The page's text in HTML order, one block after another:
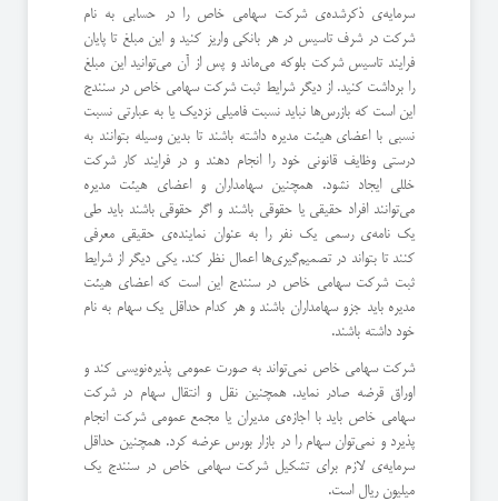
سرمایه‌ی ذکرشده‌ی شرکت سهامی خاص را در حسابی به نام
شرکت در شرف تاسیس در هر بانکی واریز کنید و این مبلغ تا پایان
فرایند تاسیس شرکت بلوکه می‌ماند و پس از آن می‌توانید این مبلغ
را برداشت کنید. از دیگر شرایط ثبت شرکت سهامی خاص در سنندج
این است که بازرس‌ها نباید نسبت فامیلی نزدیک یا به عبارتی نسبت
نسبی با اعضای هیئت مدیره داشته باشند تا بدین وسیله بتوانند به
درستی وظایف قانونی خود را انجام دهند و در فرایند کار شرکت
خللی ایجاد نشود. همچنین سهامداران و اعضای هیئت مدیره
می‌توانند افراد حقیقی یا حقوقی باشند و اگر حقوقی باشند باید طی
یک نامه‌ی رسمی یک نفر را به عنوان نماینده‌ی حقیقی معرفی
کنند تا بتواند در تصمیم‌گیری‌ها اعمال نظر کند. یکی دیگر از شرایط
ثبت شرکت سهامی خاص در سنندج این است که اعضای هیئت
مدیره باید جزو سهامداران باشند و هر کدام حداقل یک سهام به نام
خود داشته باشند.
شرکت سهامی خاص نمی‌تواند به صورت عمومی پذیره‌نویسی کند و
اوراق قرضه صادر نماید. همچنین نقل و انتقال سهام در شرکت
سهامی خاص باید با اجازه‌ی مدیران یا مجمع عمومی شرکت انجام
پذیرد و نمی‌توان سهام را در بازار بورس عرضه کرد. همچنین حداقل
سرمایه‌ی لازم برای تشکیل شرکت سهامی خاص در سنندج یک
میلیون ریال است.